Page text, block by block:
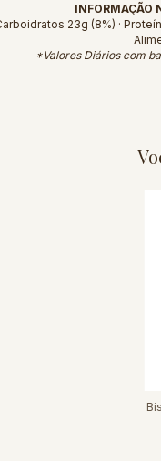
INFORMAÇÃO
23g (8%) ·
*Valores Diários com